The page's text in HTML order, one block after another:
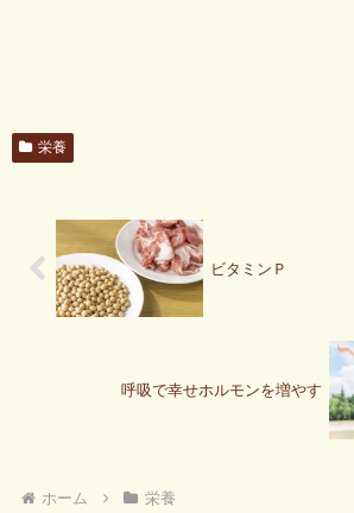
栄養
ビタミンＰ
呼吸で幸せホルモンを増やす
ホーム 栄養